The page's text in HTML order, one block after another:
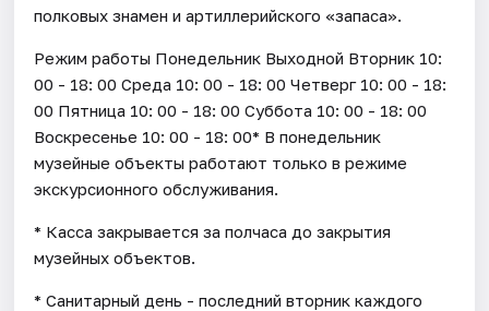
полковых знамен и артиллерийского «запаса».
Режим работы Понедельник Выходной Вторник 10:
00 - 18: 00 Среда 10: 00 - 18: 00 Четверг 10: 00 - 18:
00 Пятница 10: 00 - 18: 00 Суббота 10: 00 - 18: 00
Воскресенье 10: 00 - 18: 00* В понедельник
музейные объекты работают только в режиме
экскурсионного обслуживания.
* Касса закрывается за полчаса до закрытия
музейных объектов.
* Санитарный день - последний вторник каждого